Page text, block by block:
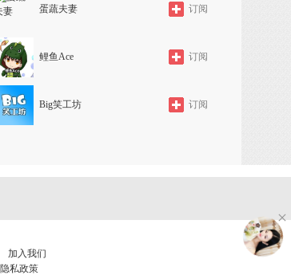
蛋蔬夫妻 订阅
鲤鱼Ace 订阅
Big笑工坊 订阅
加入我们
隐私政策